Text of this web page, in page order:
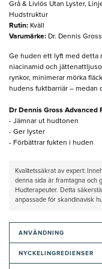
Grå & Livlös Utan Lyster,
Hudstruktur
Rutin: Kväll
Varumärke: Dr. Dennis Gross
Ge huden ett lyft med detta
niacinamid och
rynkor, minimerar mörka
hudens fuktbarriär – medan
Dr Dennis Gross Advanced
- Jämnar ut hudtonen
- Ger lyster
- Förbättrar fukten i huden
Kvalitetssäkrat av expert:
denna sida är framtagna och
Hudterapeuter. Detta
anpassade för skandinavisk
ANVÄNDNING
NYCKELINGREDIENSER